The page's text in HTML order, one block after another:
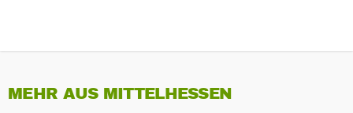
MEHR AUS MITTELHESSEN